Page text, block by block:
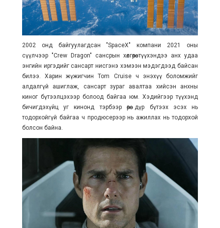
2002 онд байгуулагдсан "SpaceX" компани 2021 оны
сүүлчээр "Crew Dragon" сансрын хөлгөөрөө түүхэндээ анх удаа
энгийн иргэдийг сансарт нисгэнэ хэмээн мэдэгдээд байсан
билээ. Харин жүжигчин Tom Cruise ч энэхүү боломжийг
алдалгүй ашиглаж, сансарт зураг авалтаа хийсэн анхны
киног бүтээлцэхээр болоод байгаа юм. Хэдийгээр түүхэнд
бичигдэхүйц уг кинонд тэрбээр өөрөө дүр бүтээх эсэх нь
тодорхойгүй байгаа ч продюсерээр нь ажиллах нь тодорхой
болсон байна.